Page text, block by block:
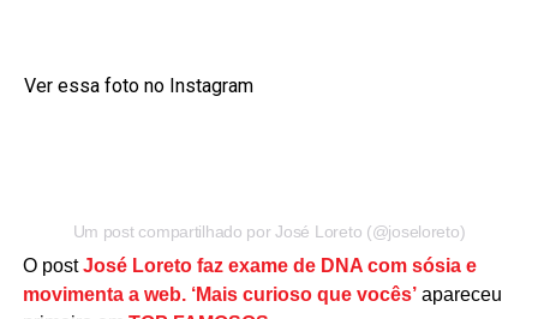
Ver essa foto no Instagram
Um post compartilhado por José Loreto (@joseloreto)
O postJosé Loreto faz exame de DNA com sósia e
movimenta a web. ‘Mais curioso que vocês’apareceu